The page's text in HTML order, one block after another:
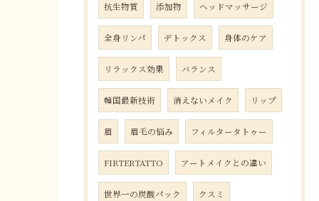
抗生物質 添加物 ヘッドマッサージ
全身リンパ デトックス 身体のケア
リラックス効果 バランス
韓国最新技術 消えないメイク リップ
眉 眉毛の悩み フィルタータトゥー
FIRTERTATTO アートメイクとの違い
世界一の炭酸パック クスミ